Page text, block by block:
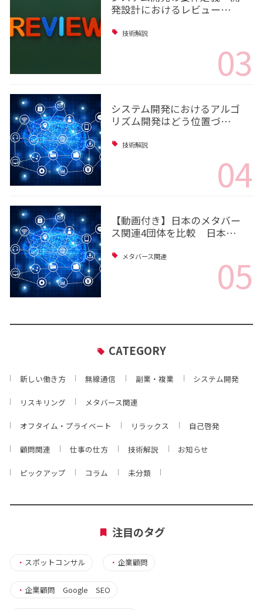
発設計におけるレビュー…
技術解説
03
システム開発におけるアルゴ
リズム開発はどう位置づ…
技術解説
04
【動画付き】日本のメタバー
ス関連4団体を比較 日本…
メタバース関連 05
CATEGORY
新しい働き方 無線通信 副業・複業 システム開発
リスキリング メタバース関連
オフタイム・プライベート リラックス 自己啓発
顧問関連 仕事の仕方 技術解説 お知らせ
ピックアップ コラム 未分類
注目のタグ
・ スポットコンサル ・ 企業顧問
・ 企業顧問 Google SEO